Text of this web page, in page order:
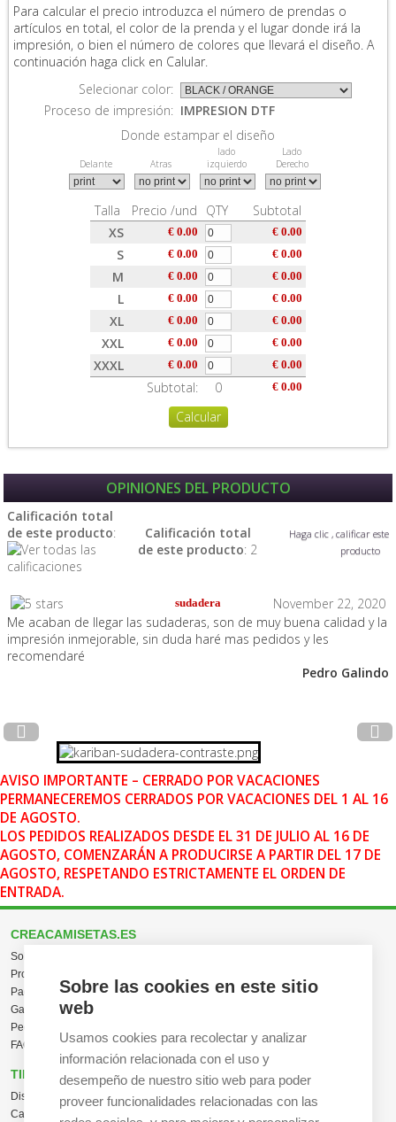
Sobre las cookies en este sitio
web
Usamos cookies para recolectar y analizar
información relacionada con el uso y
desempeño de nuestro sitio web para poder
proveer funcionalidades relacionadas con las
Para calcular el precio introduzca el número de prendas o
artículos en total, el color de la prenda y el lugar donde irá la
impresión, o bien el número de colores que llevará el diseño. A
continuación haga click en Calular.
Selecionar color:
Proceso de impresión: IMPRESION DTF
Donde estampar el diseño
Delante Atras
lado
izquierdo
Lado
Derecho
Talla Precio /und QTY
Subtotal
XS
€ 0.00 € 0.00
S € 0.00 € 0.00
M € 0.00 € 0.00
L € 0.00 € 0.00
XL € 0.00 € 0.00
XXL € 0.00 € 0.00
XXXL € 0.00 € 0.00
Subtotal: 0 € 0.00
OPINIONES DEL PRODUCTO
Calificación total
de este producto:
Calificación total
de este producto: 2
Haga clic , calificar este
producto
sudadera
November 22, 2020
Me acaban de llegar las sudaderas, son de muy buena calidad y la
impresión inmejorable, sin duda haré mas pedidos y les
recomendaré
Pedro Galindo
AVISO IMPORTANTE – CERRADO POR VACACIONES
PERMANECEREMOS CERRADOS POR VACACIONES DEL 1 AL 16
DE AGOSTO.
LOS PEDIDOS REALIZADOS DESDE EL 31 DE JULIO AL 16 DE
AGOSTO, COMENZARÁN A PRODUCIRSE A PARTIR DEL 17 DE
AGOSTO, RESPETANDO ESTRICTAMENTE EL ORDEN DE
ENTRADA.
CREACAMISETAS.ES
Sobre nosotros
Proceso de compra
Pagos, envíos y producción
Garantías y devoluciones
Pedidos al por mayor
FAQ / Ayuda
TIENDA ONLINE
Diseña en línea ahora
Camisetas personalizadas